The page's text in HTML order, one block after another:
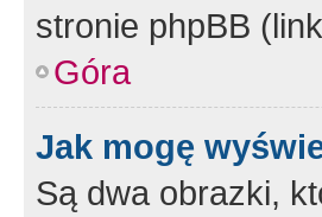
stronie phpBB
Góra
Jak mogę
Są dwa obrazki,